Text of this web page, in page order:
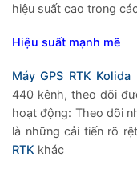
hiệu suất cao trong
Hiệu suất mạnh mẽ
Máy GPS RTK Kolida
440 kênh, theo dõi
hoạt động: Theo dõi
là những cải tiến rõ
RTK khác